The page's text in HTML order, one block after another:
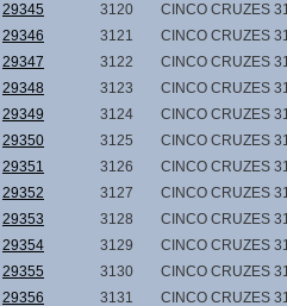
29345
3120
CINCO CRUZES
29346
3121
CINCO CRUZES
29347
3122
CINCO CRUZES
29348
3123
CINCO CRUZES
29349
3124
CINCO CRUZES
29350
3125
CINCO CRUZES
29351
3126
CINCO CRUZES
29352
3127
CINCO CRUZES
29353
3128
CINCO CRUZES
29354
3129
CINCO CRUZES
29355
3130
CINCO CRUZES
29356
3131
CINCO CRUZES